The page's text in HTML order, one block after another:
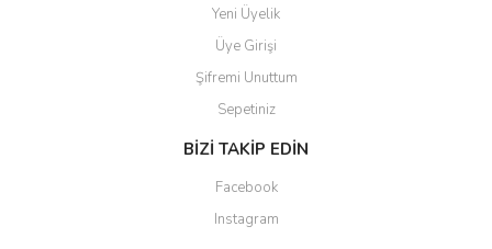
Yeni Üyelik
Üye Girişi
Şifremi Unuttum
Sepetiniz
BİZİ TAKİP EDİN
Facebook
Instagram